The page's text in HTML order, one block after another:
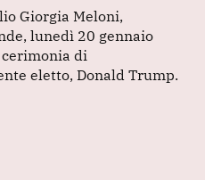
Giorgia Meloni,
lunedì 20 gennaio
di
eletto, Donald Trump.